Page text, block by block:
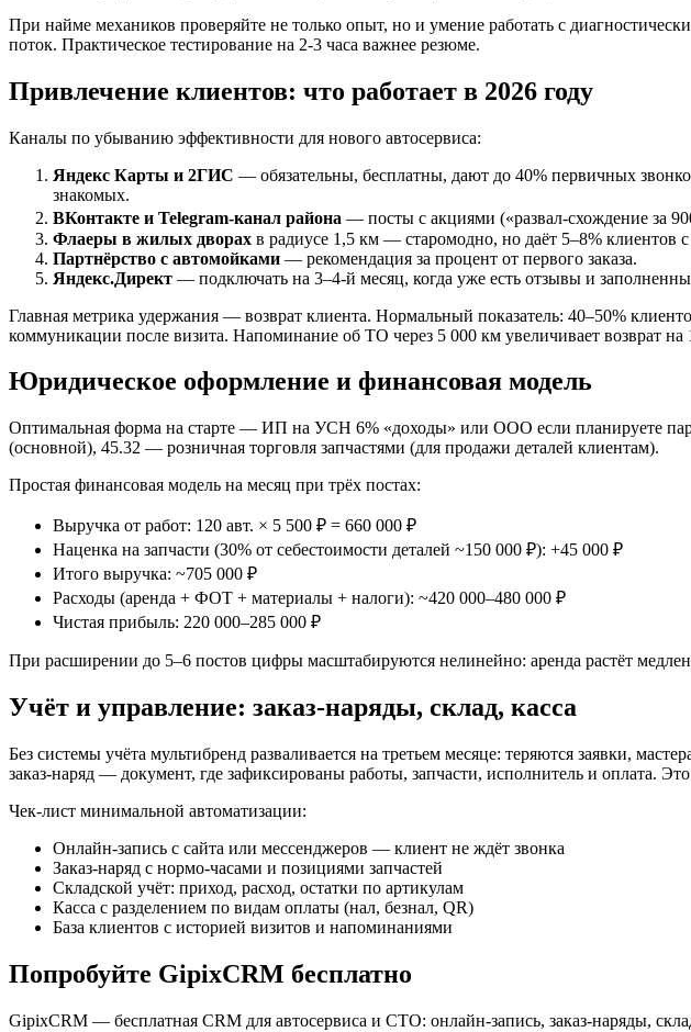
При найме механиков проверяйте не только опыт, но и умение работать с
поток. Практическое тестирование на 2-3 часа важнее резюме.
Привлечение клиентов: что работает в 2026 году
Каналы по убыванию эффективности для нового автосервиса:
Яндекс Карты и 2ГИС — обязательны, бесплатны, дают до 40% первичных
знакомых.
ВКонтакте и Telegram-канал района — посты с акциями («развал-схождение за
Флаеры в жилых дворах в радиусе 1,5 км — старомодно, но даёт 5–8% клиентов
Партнёрство с автомойками — рекомендация за процент от первого заказа.
Яндекс.Директ — подключать на 3–4-й месяц, когда уже есть отзывы и
Главная метрика удержания — возврат клиента. Нормальный показатель: 40–50%
коммуникации после визита. Напоминание об ТО через 5 000 км увеличивает возврат на
Юридическое оформление и финансовая модель
Оптимальная форма на старте — ИП на УСН 6% «доходы» или ООО если планируете
(основной), 45.32 — розничная торговля запчастями (для продажи деталей клиентам).
Простая финансовая модель на месяц при трёх постах:
Выручка от работ: 120 авт. × 5 500 ₽ = 660 000 ₽
Наценка на запчасти (30% от себестоимости деталей ~150 000 ₽): +45 000 ₽
Итого выручка: ~705 000 ₽
Расходы (аренда + ФОТ + материалы + налоги): ~420 000–480 000 ₽
Чистая прибыль: 220 000–285 000 ₽
При расширении до 5–6 постов цифры масштабируются нелинейно: аренда растёт
Учёт и управление: заказ-наряды, склад, касса
Без системы учёта мультибренд разваливается на третьем месяце: теряются заявки,
заказ-наряд — документ, где зафиксированы работы, запчасти, исполнитель и оплата.
Чек-лист минимальной автоматизации:
Онлайн-запись с сайта или мессенджеров — клиент не ждёт звонка
Заказ-наряд с нормо-часами и позициями запчастей
Складской учёт: приход, расход, остатки по артикулам
Касса с разделением по видам оплаты (нал, безнал, QR)
База клиентов с историей визитов и напоминаниями
Попробуйте GipixCRM бесплатно
GipixCRM — бесплатная CRM для автосервиса и СТО: онлайн-запись, заказ-наряды,